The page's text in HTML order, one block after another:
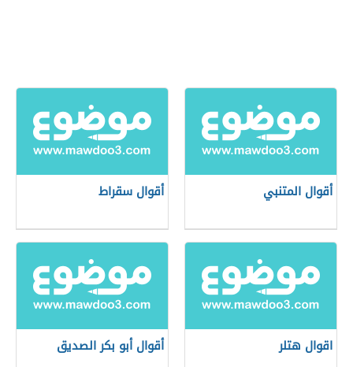
أقوال المتنبي أقوال سقراط
اقوال هتلر أقوال أبو بكر الصديق